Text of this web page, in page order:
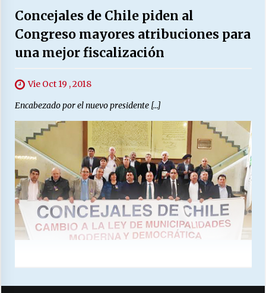
Concejales de Chile piden al
Congreso mayores atribuciones para
una mejor fiscalización
Vie Oct 19 , 2018
Encabezado por el nuevo presidente […]